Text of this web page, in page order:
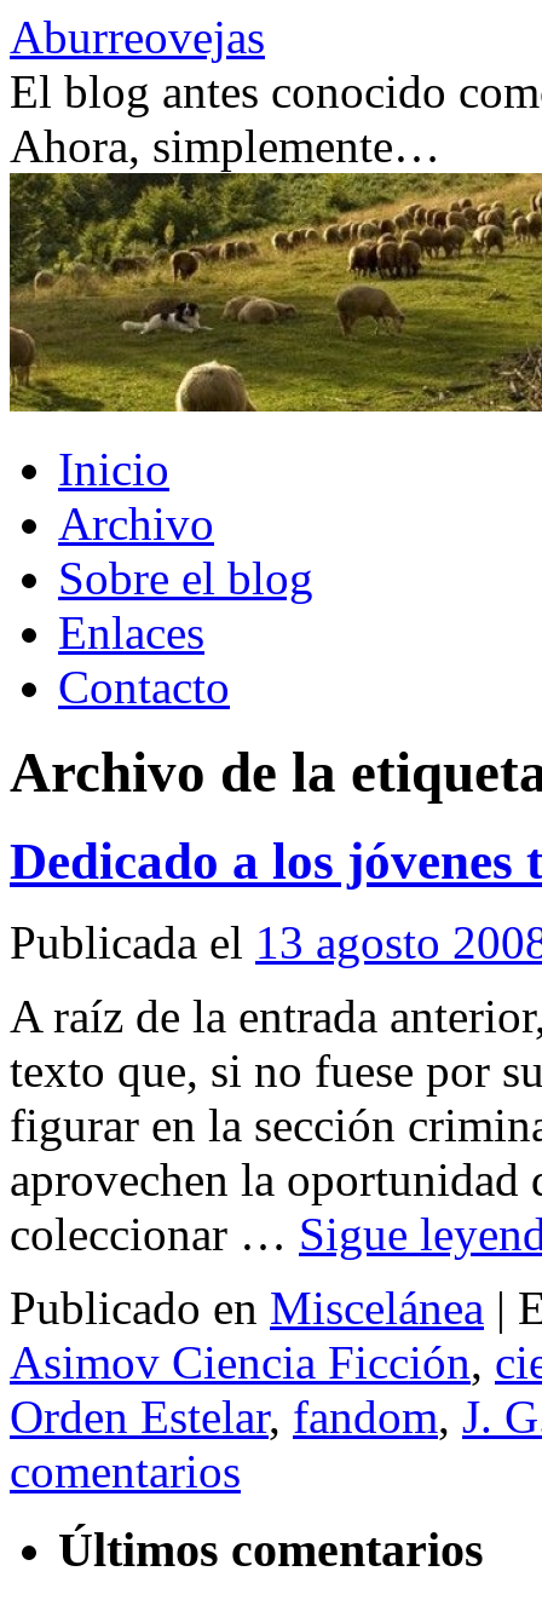
Saltar
al
contenido
Aburreovejas
El blog antes conocido
Ahora, simplemente…
Inicio
Archivo
Sobre el blog
Enlaces
Contacto
Archivo de la
Dedicado a los jóvenes
Publicada el 13 agosto
A raíz de la entrada
texto que, si no fuese por
figurar en la sección
aprovechen la oportunidad
coleccionar … Sigue
Publicado en Miscelánea |
Asimov Ciencia Ficción,
Orden Estelar, fandom, J.
comentarios
Últimos comentarios